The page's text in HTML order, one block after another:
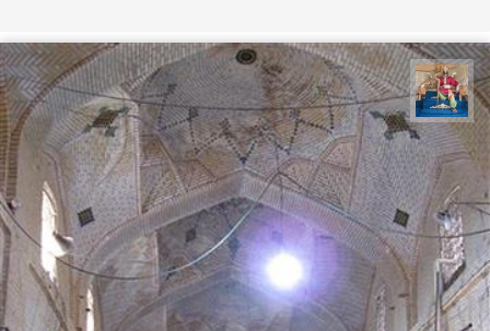
هادی کرایی